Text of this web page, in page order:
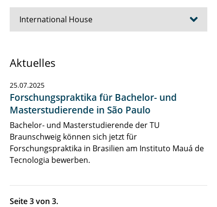
International House
Aktuelles und Termine
Stellenausschreibungen
Aktuelles
25.07.2025
Forschungspraktika für Bachelor- und
Masterstudierende in São Paulo
Bachelor- und Masterstudierende der TU
Braunschweig können sich jetzt für
Forschungspraktika in Brasilien am Instituto Mauá de
Tecnologia bewerben.
Seite 3 von 3.